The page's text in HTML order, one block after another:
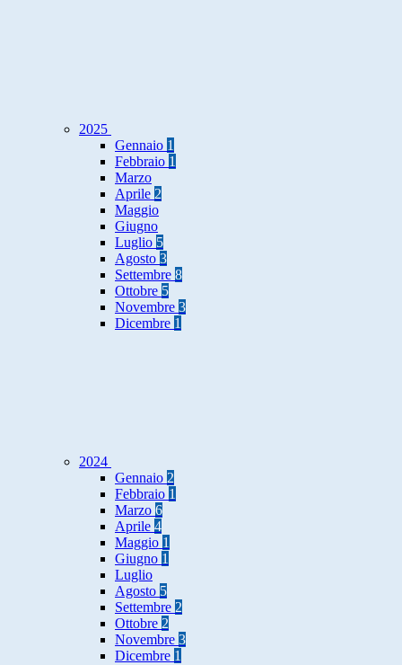
2025
Gennaio 1
Febbraio 1
Marzo
Aprile 2
Maggio
Giugno
Luglio 5
Agosto 3
Settembre 8
Ottobre 5
Novembre 3
Dicembre 1
2024
Gennaio 2
Febbraio 1
Marzo 6
Aprile 4
Maggio 1
Giugno 1
Luglio
Agosto 5
Settembre 2
Ottobre 2
Novembre 3
Dicembre 1